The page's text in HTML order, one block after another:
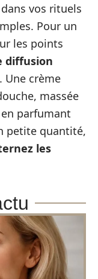
vos rituels
Pour un
les points
diffusion
. Une crème
massée
parfumant
petite quantité,
les